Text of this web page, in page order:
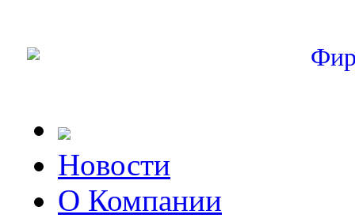
Новости
О Компании